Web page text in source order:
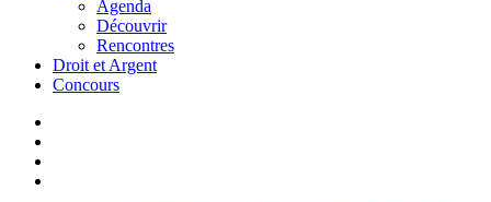
Agenda
Découvrir
Rencontres
Droit et Argent
Concours